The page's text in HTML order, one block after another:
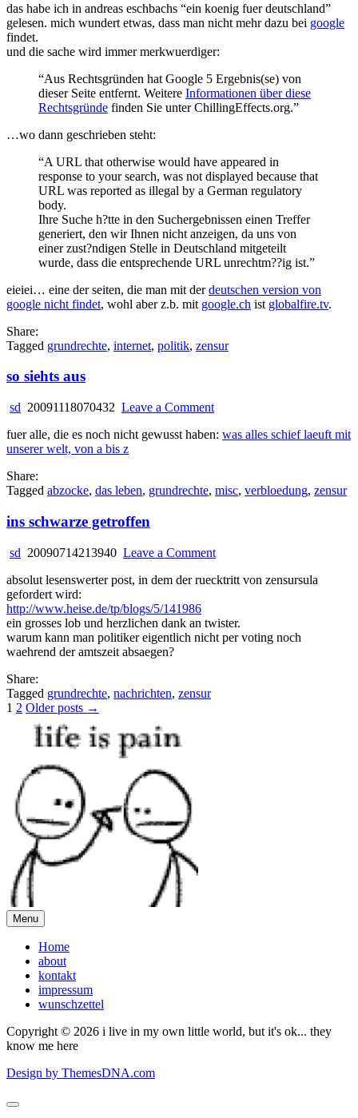
das habe ich in andreas eschbachs “ein koenig fuer deutschland”
gelesen. mich wundert etwas, dass man nicht mehr dazu bei google
findet.
und die sache wird immer merkwuerdiger:
“Aus Rechtsgründen hat Google 5 Ergebnis(se) von
dieser Seite entfernt. Weitere Informationen über diese
Rechtsgründe finden Sie unter ChillingEffects.org.”
…wo dann geschrieben steht:
“A URL that otherwise would have appeared in
response to your search, was not displayed because that
URL was reported as illegal by a German regulatory
body.
Ihre Suche h?tte in den Suchergebnissen einen Treffer
generiert, den wir Ihnen nicht anzeigen, da uns von
einer zust?ndigen Stelle in Deutschland mitgeteilt
wurde, dass die entsprechende URL unrechtm??ig ist.”
eieiei… eine der seiten, die man mit derdeutschen version von
google nicht findet, wohl aber z.b. mit google.ch ist globalfire.tv.
Share:
Tagged grundrechte, internet, politik, zensur
so siehts aus
sd 20091118070432 Leave a Commenton
siehts
fuer alle, die es noch nicht gewusst haben: was alles schief laeuft mit
unserer welt, von a bis z
Share:
Tagged abzocke, das leben, grundrechte, misc, verbloedung, zensur
ins schwarze getroffen
sd 20090714213940 Leave a Commenton
schwarze
absolut lesenswerter post, in dem der ruecktritt von zensursula
gefordert wird:
http://www.heise.de/tp/blogs/5/141986
ein grosses lob und herzlichen dank an twister.
warum kann man politiker eigentlich nicht per voting noch
waehrend der amtszeit absaegen?
Share:
Tagged grundrechte, nachrichten, zensur
Posts
pagination
1 2 Older posts →
Menu
Home
about
kontakt
impressum
wunschzettel
Copyright © 2026 i live in my own little world, but it's ok... they
know me here
Design by ThemesDNA.com
Scroll